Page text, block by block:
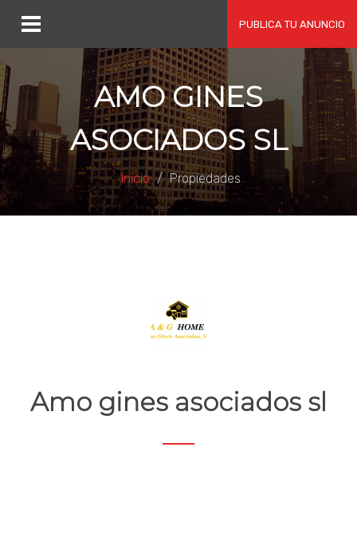
PUBLICA TU ANUNCIO
AMO GINES
ASOCIADOS SL
Inicio Propiedades
Amo gines asociados sl